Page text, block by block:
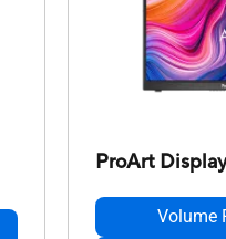
ProArt
Volume